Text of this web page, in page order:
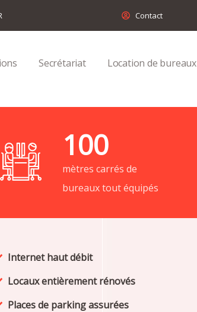
Contact
Secrétariat Location de bureaux
100
mètres carrés de
bureaux tout équipés
Internet haut débit
Locaux entièrement rénovés
Places de parking assurées